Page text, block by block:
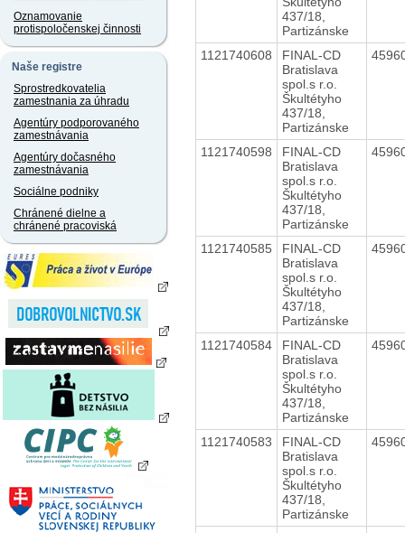
Oznamovanie
protispoločenskej činnosti
Naše registre
Sprostredkovatelia
zamestnania za úhradu
Agentúry podporovaného
zamestnávania
Agentúry dočasného
zamestnávania
Sociálne podniky
Chránené dielne a
chránené pracoviská
437/18,
Partizánske
1121740608
FINAL-CD
Bratislava
spol.s r.o.
Škultétyho
437/18,
Partizánske
1121740598
FINAL-CD
Bratislava
spol.s r.o.
Škultétyho
437/18,
Partizánske
1121740585
FINAL-CD
Bratislava
spol.s r.o.
Škultétyho
437/18,
Partizánske
1121740584
FINAL-CD
Bratislava
spol.s r.o.
Škultétyho
437/18,
Partizánske
1121740583
FINAL-CD
Bratislava
spol.s r.o.
Škultétyho
437/18,
Partizánske